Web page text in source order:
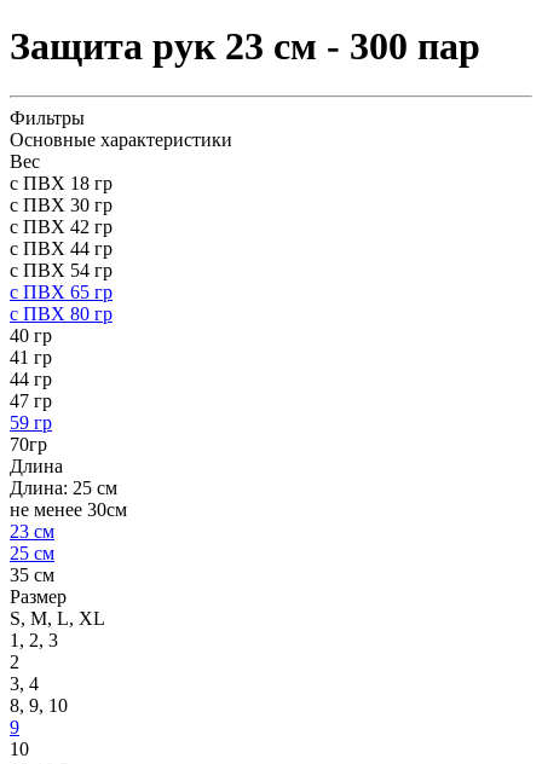
Защита рук 23 см - 300 пар
Фильтры
Основные характеристики
Вес
с ПВХ 18 гр
с ПВХ 30 гр
с ПВХ 42 гр
с ПВХ 44 гр
с ПВХ 54 гр
с ПВХ 65 гр
с ПВХ 80 гр
40 гр
41 гр
44 гр
47 гр
59 гр
70гр
Длина
Длина: 25 см
не менее 30см
23 см
25 см
35 см
Размер
S, M, L, XL
1, 2, 3
2
3, 4
8, 9, 10
9
10